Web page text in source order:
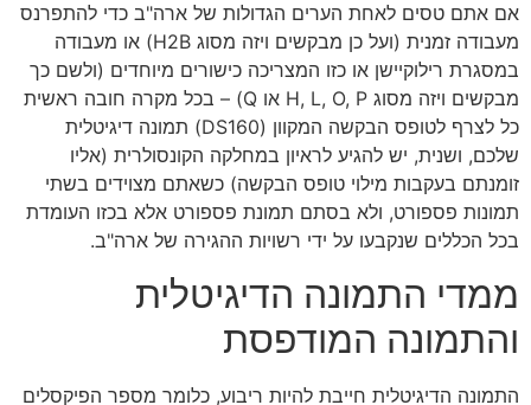
אם אתם טסים לאחת הערים הגדולות של ארה"ב כדי להתפרנס
מעבודה זמנית (ועל כן מבקשים ויזה מסוג H2B) או מעבודה
במסגרת רילוקיישן או כזו המצריכה כישורים מיוחדים (ולשם כך
מבקשים ויזה מסוג H, L, O, P או Q) – בכל מקרה חובה ראשית
כל לצרף לטופס הבקשה המקוון (DS160) תמונה דיגיטלית
שלכם, ושנית, יש להגיע לראיון במחלקה הקונסולרית (אליו
זומנתם בעקבות מילוי טופס הבקשה) כשאתם מצוידים בשתי
תמונות פספורט, ולא בסתם תמונת פספורט אלא בכזו העומדת
בכל הכללים שנקבעו על ידי רשויות ההגירה של ארה"ב.
ממדי התמונה הדיגיטלית
והתמונה המודפסת
התמונה הדיגיטלית חייבת להיות ריבוע, כלומר מספר הפיקסלים